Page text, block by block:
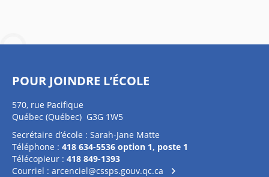
POUR JOINDRE L’ÉCOLE
570, rue Pacifique
Québec (Québec) G3G 1W5
Secrétaire d’école : Sarah-Jane Matte
Téléphone : 418 634-5536 option 1, poste 1
Télécopieur : 418 849-1393
Courriel : arcenciel@cssps.gouv.qc.ca